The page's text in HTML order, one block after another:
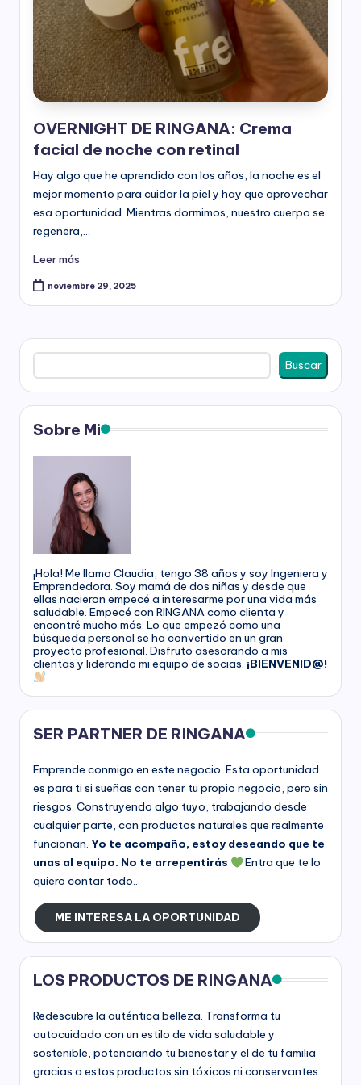
e
s
-
P
a
r
t
n
e
r
R
n
g
a
n
a
OVERNIGHT DE RINGANA: Crema
facial de noche con retinal
Hay algo que he aprendido con los años, la noche es el
mejor momento para cuidar la piel y hay que aprovechar
esa oportunidad. Mientras dormimos, nuestro cuerpo se
regenera,…
Leer más
noviembre 29, 2025
Buscar
Buscar
Sobre Mi
¡Hola! Me llamo Claudia, tengo 38 años y soy Ingeniera y
Emprendedora. Soy mamá de dos niñas y desde que
ellas nacieron empecé a interesarme por una vida más
saludable. Empecé con RINGANA como clienta y
encontré mucho más. Lo que empezó como una
búsqueda personal se ha convertido en un gran
proyecto profesional. Disfruto asesorando a mis
clientas y liderando mi equipo de socias. ¡BIENVENID@!
SER PARTNER DE RINGANA
Emprende conmigo en este negocio. Esta oportunidad
es para ti si sueñas con tener tu propio negocio, pero sin
riesgos. Construyendo algo tuyo, trabajando desde
cualquier parte, con productos naturales que realmente
funcionan. Yo te acompaño, estoy deseando que te
unas al equipo. No te arrepentirás
Entra que te lo
quiero contar todo...
ME INTERESA LA OPORTUNIDAD
LOS PRODUCTOS DE RINGANA
Redescubre la auténtica belleza. Transforma tu
autocuidado con un estilo de vida saludable y
sostenible, potenciando tu bienestar y el de tu familia
gracias a estos productos sin tóxicos ni conservantes.